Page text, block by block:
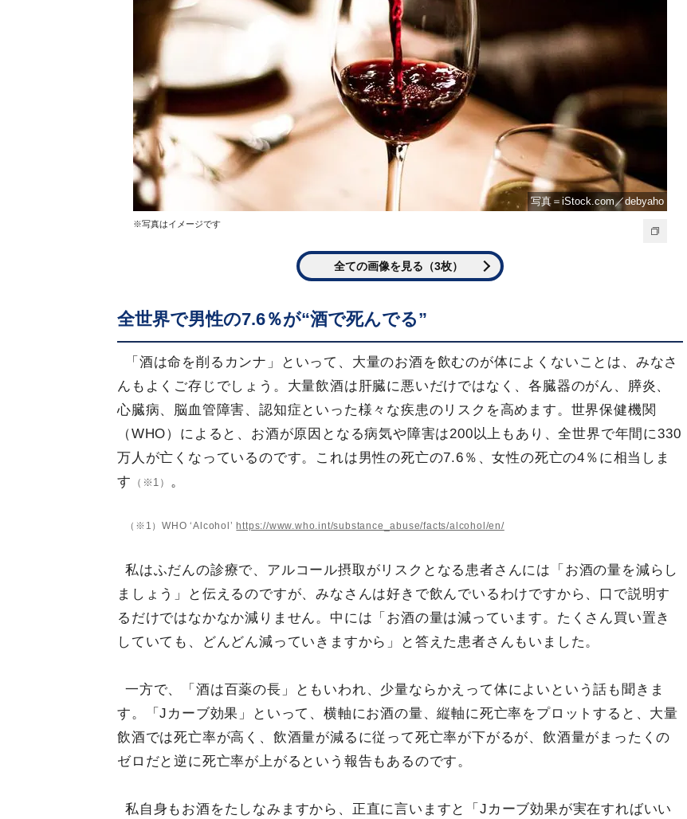
写真＝iStock.com／debyaho
※写真はイメージです
全ての画像を見る（3枚）
全世界で男性の7.6％が“酒で死んでる”
「酒は命を削るカンナ」といって、大量のお酒を飲むのが体によくないことは、みなさ
んもよくご存じでしょう。大量飲酒は肝臓に悪いだけではなく、各臓器のがん、膵炎、
心臓病、脳血管障害、認知症といった様々な疾患のリスクを高めます。世界保健機関
（WHO）によると、お酒が原因となる病気や障害は200以上もあり、全世界で年間に330
万人が亡くなっているのです。これは男性の死亡の7.6％、女性の死亡の4％に相当しま
す
（※1） 。
（※1）WHO ‘Alcohol’ https://www.who.int/substance_abuse/facts/alcohol/en/
私はふだんの診療で、アルコール摂取がリスクとなる患者さんには「お酒の量を減らし
ましょう」と伝えるのですが、みなさんは好きで飲んでいるわけですから、口で説明す
るだけではなかなか減りません。中には「お酒の量は減っています。たくさん買い置き
していても、どんどん減っていきますから」と答えた患者さんもいました。
一方で、「酒は百薬の長」ともいわれ、少量ならかえって体によいという話も聞きま
す。「Jカーブ効果」といって、横軸にお酒の量、縦軸に死亡率をプロットすると、大量
飲酒では死亡率が高く、飲酒量が減るに従って死亡率が下がるが、飲酒量がまったくの
ゼロだと逆に死亡率が上がるという報告もあるのです。
私自身もお酒をたしなみますから、正直に言いますと「Jカーブ効果が実在すればいい